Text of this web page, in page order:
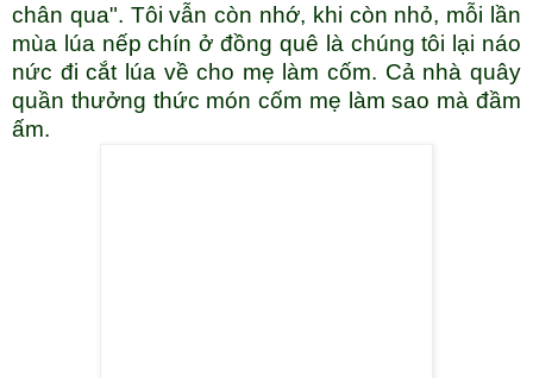
chân qua". Tôi vẫn còn nhớ, khi còn nhỏ, mỗi lần
mùa lúa nếp chín ở đồng quê là chúng tôi lại náo
nức đi cắt lúa về cho mẹ làm cốm. Cả nhà quây
quần thưởng thức món cốm mẹ làm sao mà đầm
ấm.